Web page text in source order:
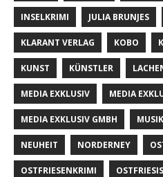
INSELKRIMI JULIA BRUNJES
KLARANT VERLAG KOBO
KUNST KÜNSTLER
MEDIA EXKLUSIV MEDIA
MEDIA EXKLUSIV GMBH MUSIK
NEUHEIT NORDERNEY
OSTFRIESENKRIMI